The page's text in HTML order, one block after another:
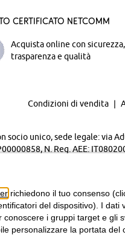
certificato Netcomm
Acquista online con sicurezza,
trasparenza e qualità
Condizioni di vendita
socio unico, sede legale: via
N. Reg. AEE:
richiedono il tuo consenso
del dispositivo). I
i gruppi target e gli
personalizzare la portata